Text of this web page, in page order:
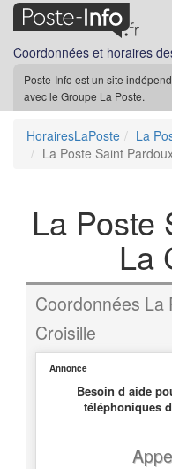
Coordonnées et horaires
Poste-Info est un site
avec le Groupe La Poste.
HorairesLaPoste
La
La Poste Saint
La Poste
La
Coordonnées La
Croisille
Annonce
Besoin d aide
téléphoniques